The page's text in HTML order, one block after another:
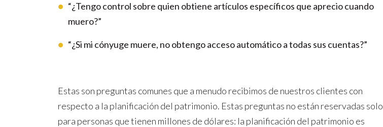
“¿Tengo control sobre quien obtiene artículos específicos que aprecio cuando
muero?”
“¿Si mi cónyuge muere, no obtengo acceso automático a todas sus cuentas?”
Estas son preguntas comunes que a menudo recibimos de nuestros clientes con
respecto a la planificación del patrimonio. Estas preguntas no están reservadas solo
para personas que tienen millones de dólares: la planificación del patrimonio es